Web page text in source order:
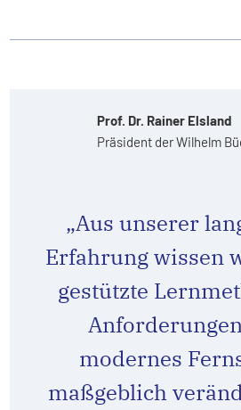
„Aus unserer
Erfahrung wissen
gestützte
modernes
maßgeblich
Prof. Dr. Rainer Elsland
Präsident der Wilhelm